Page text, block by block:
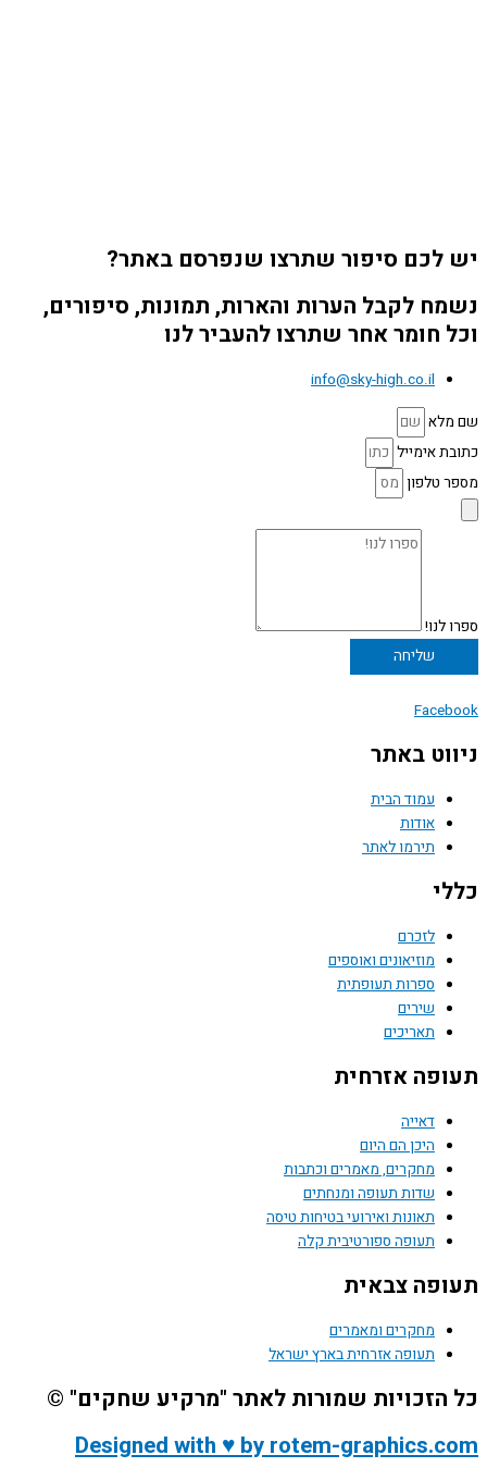
יש לכם סיפור שתרצו שנפרסם באתר?
נשמח לקבל הערות והארות, תמונות, סיפורים,
וכל חומר אחר שתרצו להעביר לנו
info@sky-high.co.il
שם מלא
כתובת אימייל
מספר טלפון
ספרו לנו!
שליחה
Facebook
ניווט באתר
עמוד הבית
אודות
תירמו לאתר
כללי
לזכרם
מוזיאונים ואוספים
ספרות תעופתית
שירים
תאריכים
תעופה אזרחית
דאייה
היכן הם היום
מחקרים, מאמרים וכתבות
שדות תעופה ומנחתים
תאונות ואירועי בטיחות טיסה
תעופה ספורטיבית קלה
תעופה צבאית
מחקרים ומאמרים
תעופה אזרחית בארץ ישראל
כל הזכויות שמורות לאתר "מרקיע שחקים" ©
Designed with ♥ by rotem-graphics.com